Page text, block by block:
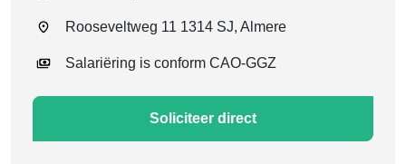
Rooseveltweg 11 1314 SJ, Almere
Salariëring is conform CAO-GGZ
Soliciteer direct